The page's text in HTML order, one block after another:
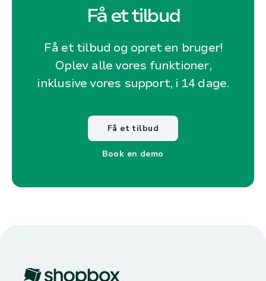
Få et tilbud
Få et tilbud og opret en bruger!
Oplev alle vores funktioner,
inklusive vores support, i 14 dage.
Få et tilbud
Book en demo